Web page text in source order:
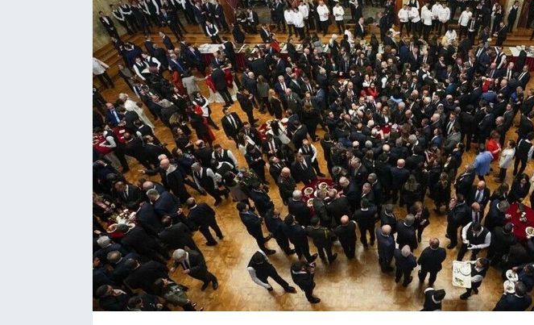
Gündem
Hava Durumu
Kültür Sanat
Magazin
Otomobil
Politika